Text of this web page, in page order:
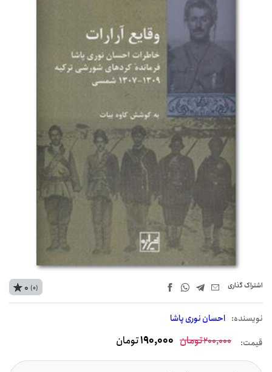
اشتراک‌ گذاری
نويسنده: احسان نوری پاشا
0 (0)
قیمت: 200,000تومان 190,000تومان